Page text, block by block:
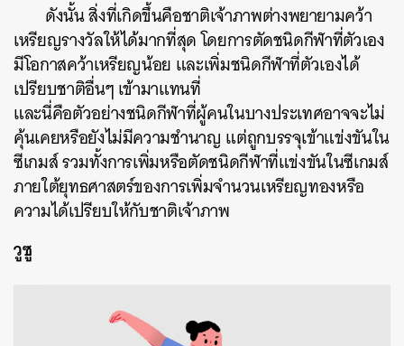
ดังนั้น สิ่งที่เกิดขึ้นคือชาติเจ้าภาพต่างพยายามคว้า
เหรียญรางวัลให้ได้มากที่สุด โดยการตัดชนิดกีฬาที่ตัวเอง
มีโอกาสคว้าเหรียญน้อย และเพิ่มชนิดกีฬาที่ตัวเองได้
เปรียบชาติอื่นๆ เข้ามาแทนที่
และนี่คือตัวอย่างชนิดกีฬาที่ผู้คนในบางประเทศอาจจะไม่
คุ้นเคยหรือยังไม่มีความชำนาญ แต่ถูกบรรจุเข้าแข่งขันใน
ซีเกมส์ รวมทั้งการเพิ่มหรือตัดชนิดกีฬาที่แข่งขันในซีเกมส์
ภายใต้ยุทธศาสตร์ของการเพิ่มจำนวนเหรียญทองหรือ
ความได้เปรียบให้กับชาติเจ้าภาพ
วูซู